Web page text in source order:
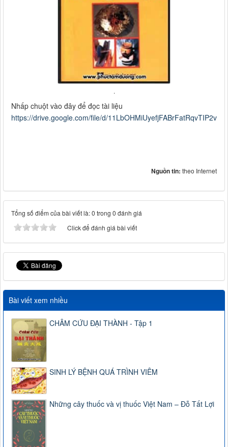
.
Nhấp chuột vào đây để đọc tài liệu
https://drive.google.com/file/d/
Nguồn tin: theo Internet
Tổng số điểm của bài viết là: 0 trong 0 đánh giá
Click để đánh giá bài viết
Bài viết xem nhiều
CHÂM CỨU ĐẠI THÀNH - Tập 1
SINH LÝ BỆNH QUÁ TRÌNH VIÊM
Những cây thuốc và vị thuốc Việt Nam – Đỗ Tất Lợi